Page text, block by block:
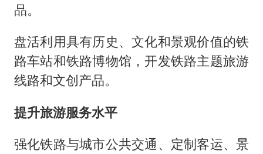
品。
盘活利用具有历史、文化和景观价值的铁
路车站和铁路博物馆，开发铁路主题旅游
线路和文创产品。
提升旅游服务水平
强化铁路与城市公共交通、定制客运、景